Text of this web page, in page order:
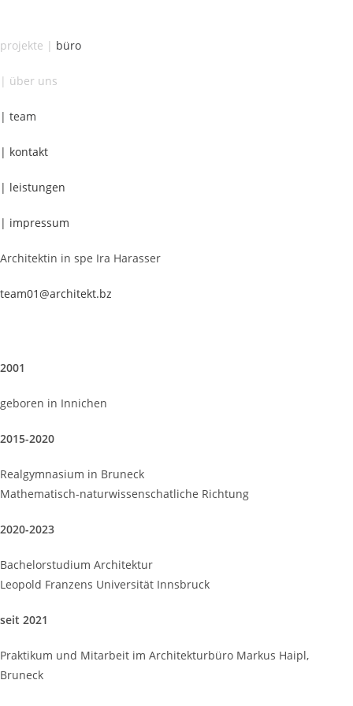
springen
projekte | büro
| über uns
| team
| kontakt
| leistungen
| impressum
Architektin in spe Ira Harasser
team01@architekt.bz
2001
geboren in Innichen
2015-2020
Realgymnasium in Bruneck
Mathematisch-naturwissenschatliche Richtung
2020-2023
Bachelorstudium Architektur
Leopold Franzens Universität Innsbruck
seit 2021
Praktikum und Mitarbeit im Architekturbüro Markus Haipl,
Bruneck